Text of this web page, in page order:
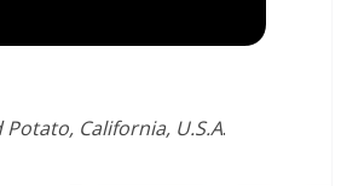
California, U.S.A.